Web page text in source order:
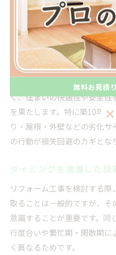
例えば、外壁のひび割れを放
よる下地の腐食やカビ発生
全体の張り替えや内部構造
ります。こうした事態を防
数の節目ごとに専門業者へ
工事タイミングの見極めは、
く、住まいの快適性や安全
を果たします。特に築10年
り・屋根・外壁などの劣化
の行動が損失回避のカギとな
タイミングを意識した見
リフォーム工事を検討する
取ることは一般的ですが、そ
意識することが重要です。同
行度合いや繁忙期・閑散期に
く異なるためです。
無料お見積
無料お見積